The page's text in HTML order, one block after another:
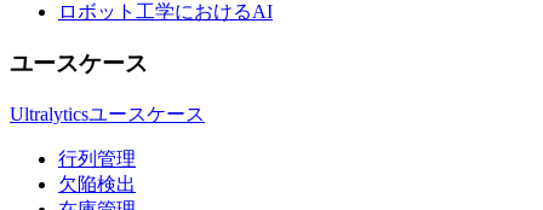
ロボット工学におけるAI
ユースケース
Ultralyticsユースケース
行列管理
欠陥検出